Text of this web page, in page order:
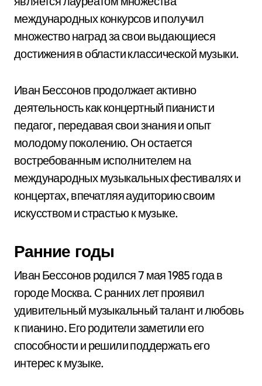
международных конкурсов и получил
множество наград за свои выдающиеся
достижения в области классической музыки.
Иван Бессонов продолжает активно
деятельность как концертный пианист и
педагог, передавая свои знания и опыт
молодому поколению. Он остается
востребованным исполнителем на
международных музыкальных фестивалях и
концертах, впечатляя аудиторию своим
искусством и страстью к музыке.
Ранние годы
Иван Бессонов родился 7 мая 1985 года в
городе Москва. С ранних лет проявил
удивительный музыкальный талант и любовь
к пианино. Его родители заметили его
способности и решили поддержать его
интерес к музыке.